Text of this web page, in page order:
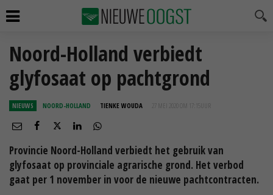
Noord-Holland verbiedt
glyfosaat op pachtgrond
NIEUWS NOORD-HOLLAND TIENKE WOUDA 27 MEI 2020 OM 17:15
Provincie Noord-Holland verbiedt het gebruik van
glyfosaat op provinciale agrarische grond. Het verbod
gaat per 1 november in voor de nieuwe pachtcontracten.